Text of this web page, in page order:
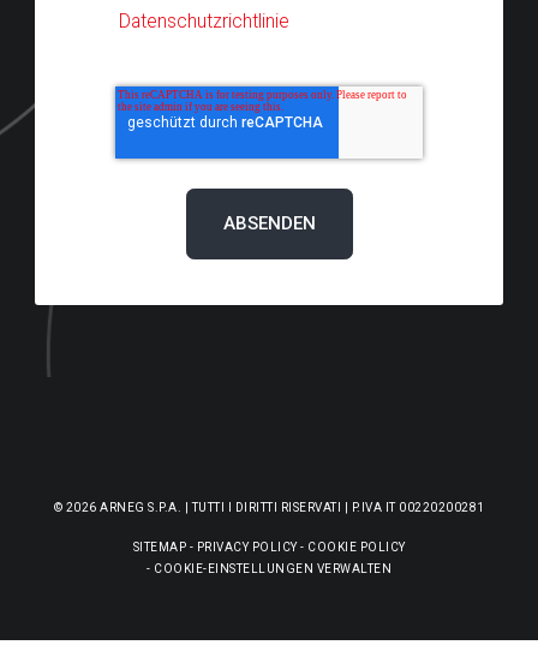
Datenschutzrichtlinie
© 2026 ARNEG S.P.A. | TUTTI I DIRITTI RISERVATI | P.IVA IT 00220200281
SITEMAP - PRIVACY POLICY- COOKIE POLICY
- COOKIE-EINSTELLUNGEN VERWALTEN